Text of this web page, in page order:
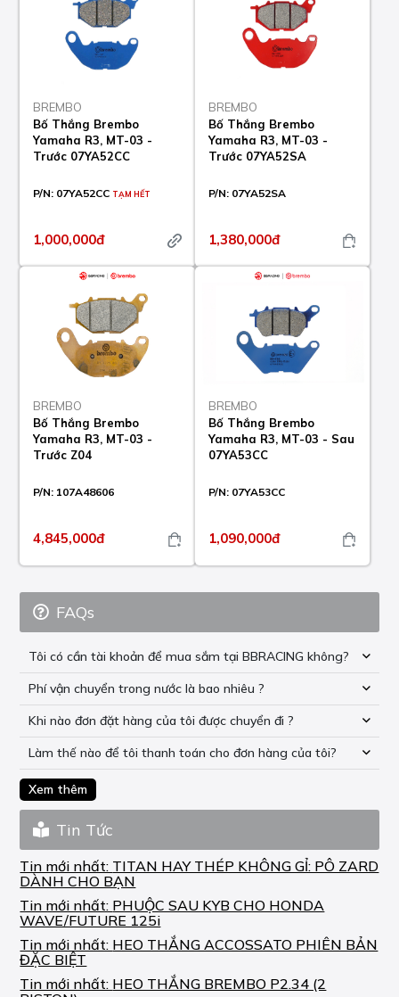
BREMBO
Bố Thắng Brembo
Yamaha R3, MT-03 -
Trước 07YA52CC
P/N: 07YA52CC TẠM HẾT
1,000,000đ
BREMBO
Bố Thắng Brembo
Yamaha R3, MT-03 -
Trước 07YA52SA
P/N: 07YA52SA
1,380,000đ
BREMBO
Bố Thắng Brembo
Yamaha R3, MT-03 -
Trước Z04
P/N: 107A48606
4,845,000đ
BREMBO
Bố Thắng Brembo
Yamaha R3, MT-03 - Sau
07YA53CC
P/N: 07YA53CC
1,090,000đ
FAQs
Tôi có cần tài khoản để mua sắm tại BBRACING không?
Phí vận chuyển trong nước là bao nhiêu ?
Khi nào đơn đặt hàng của tôi được chuyển đi ?
Làm thế nào để tôi thanh toán cho đơn hàng của tôi?
Xem thêm
Tin Tức
Tin mới nhất: TITAN HAY THÉP KHÔNG GỈ: PÔ ZARD
DÀNH CHO BẠN
Tin mới nhất: PHUỘC SAU KYB CHO HONDA
WAVE/FUTURE 125i
Tin mới nhất: HEO THẮNG ACCOSSATO PHIÊN BẢN
ĐẶC BIỆT
Tin mới nhất: HEO THẮNG BREMBO P2.34 (2